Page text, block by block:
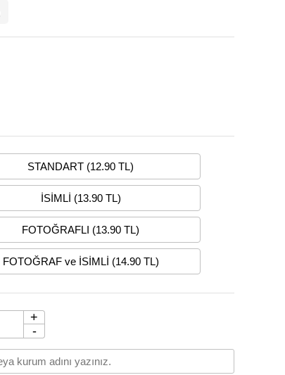
STANDART (12.90 TL)
İSİMLİ (13.90 TL)
FOTOĞRAFLI (13.90 TL)
FOTOĞRAF ve İSİMLİ (14.90 TL)
+
-